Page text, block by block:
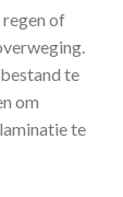
of
te
om
te